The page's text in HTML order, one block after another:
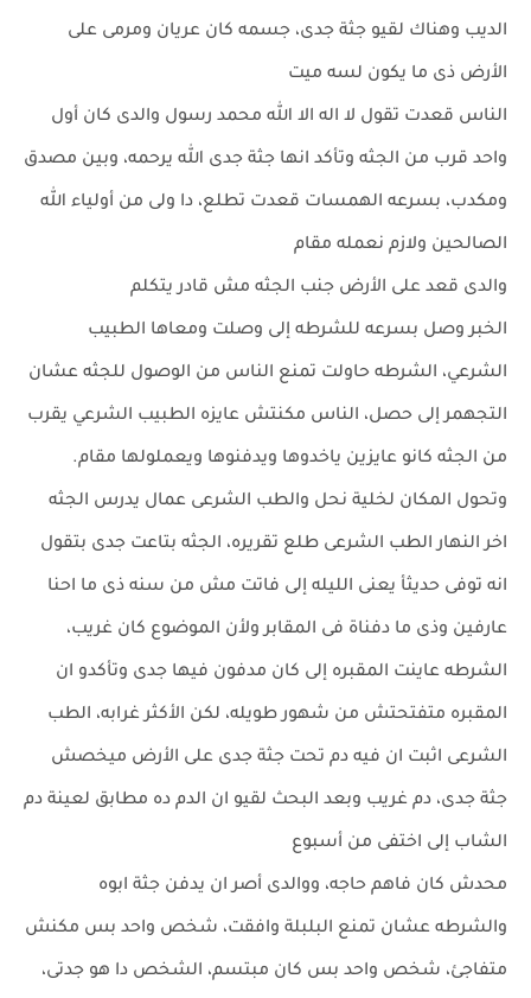
الديب وهناك لقيو جثة جدى، جسمه كان عريان ومرمى على
الأرض ذى ما يكون لسه ميت
الناس قعدت تقول لا اله الا الله محمد رسول والدى كان أول
واحد قرب من الجثه وتأكد انها جثة جدى الله يرحمه، وبين مصدق
ومكدب، بسرعه الهمسات قعدت تطلع، دا ولى من أولياء الله
الصالحين ولازم نعمله مقام
والدى قعد على الأرض جنب الجثه مش قادر يتكلم
الخبر وصل بسرعه للشرطه إلى وصلت ومعاها الطبيب
الشرعي، الشرطه حاولت تمنع الناس من الوصول للجثه عشان
التجهمر إلى حصل، الناس مكنتش عايزه الطبيب الشرعي يقرب
من الجثه كانو عايزين ياخدوها ويدفنوها ويعملولها مقام.
وتحول المكان لخلية نحل والطب الشرعى عمال يدرس الجثه
اخر النهار الطب الشرعى طلع تقريره، الجثه بتاعت جدى بتقول
انه توفى حديثأ يعنى الليله إلى فاتت مش من سنه ذى ما احنا
عارفين وذى ما دفناة فى المقابر ولأن الموضوع كان غريب،
الشرطه عاينت المقبره إلى كان مدفون فيها جدى وتأكدو ان
المقبره متفتحتش من شهور طويله، لكن الأكثر غرابه، الطب
الشرعى اثبت ان فيه دم تحت جثة جدى على الأرض ميخصش
جثة جدى، دم غريب وبعد البحث لقيو ان الدم ده مطابق لعينة دم
الشاب إلى اختفى من أسبوع
محدش كان فاهم حاجه، ووالدى أصر ان يدفن جثة ابوه
والشرطه عشان تمنع البلبلة وافقت، شخص واحد بس مكنش
متفاجئ، شخص واحد بس كان مبتسم، الشخص دا هو جدتى،